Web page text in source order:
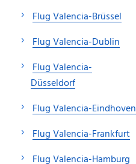
Flug Valencia-Brüssel
Flug Valencia-Dublin
Flug Valencia-
Düsseldorf
Flug Valencia-Eindhoven
Flug Valencia-Frankfurt
Flug Valencia-Hamburg